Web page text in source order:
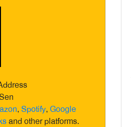
, Spotify, Google
and other platforms.